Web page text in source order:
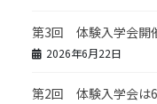
第3回 体験入学会開
2026年6月22日
第2回 体験入学会は6